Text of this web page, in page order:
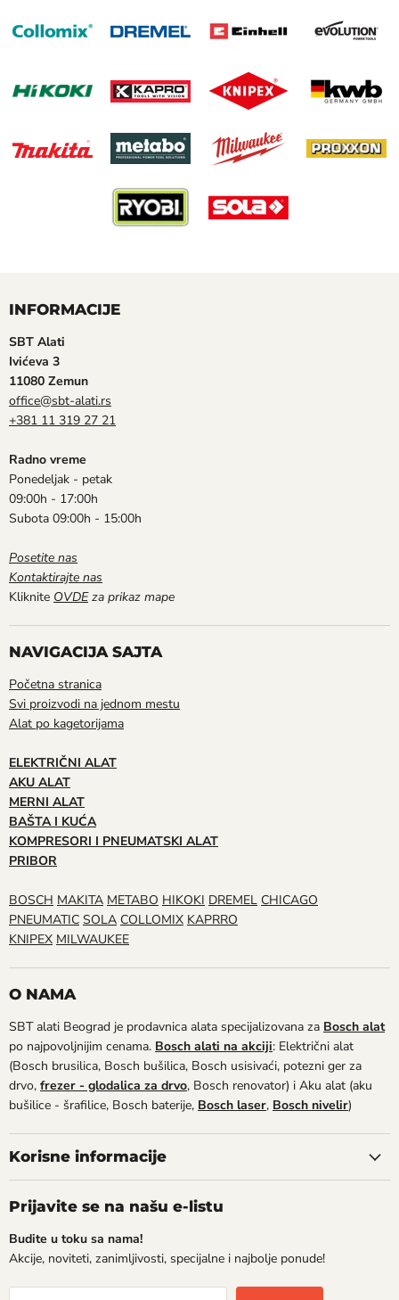
INFORMACIJE
SBT Alati
Ivićeva 3
11080 Zemun
office@sbt-alati.rs
+381 11 319 27 21
Radno vreme
Ponedeljak - petak
09:00h - 17:00h
Subota 09:00h - 15:00h
Posetite nas
Kontaktirajte nas
Kliknite OVDEza prikaz mape
NAVIGACIJA SAJTA
Početna stranica
Svi proizvodi na jednom mestu
Alat po kagetorijama
ELEKTRIČNI ALAT
AKU ALAT
MERNI ALAT
BAŠTA I KUĆA
KOMPRESORI I PNEUMATSKI ALAT
PRIBOR
BOSCH MAKITA METABO HIKOKI DREMEL CHICAGO
PNEUMATIC SOLA COLLOMIX KAPRRO
KNIPEX MILWAUKEE
O NAMA
SBT alati Beograd je prodavnica alata specijalizovana za Bosch alat
po najpovoljnijim cenama. Bosch alati na akciji: Električni alat
(Bosch brusilica, Bosch bušilica, Bosch usisivaći, potezni ger za
drvo, frezer - glodalica za drvo, Bosch renovator) i Aku alat (aku
bušilice - šrafilice, Bosch baterije, Bosch laser, Bosch nivelir)
Korisne informacije
Prijavite se na našu e-listu
Budite u toku sa nama!
Akcije, noviteti, zanimljivosti, specijalne i najbolje ponude!